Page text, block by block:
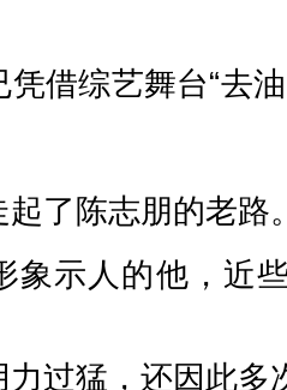
借综艺舞台“去
了陈志朋的老路
象示人的他，近
过猛，还因此多